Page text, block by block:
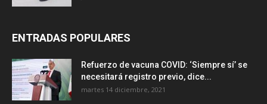
ENTRADAS POPULARES
Refuerzo de vacuna COVID: ‘Siempre sí’ se
necesitará registro previo, dice...
martes 14 diciembre, 2021